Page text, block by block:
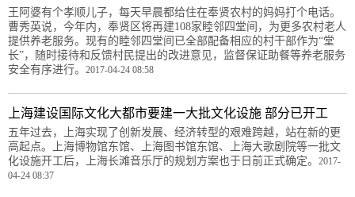
王阿婆有个孝顺儿子，每天早晨都给住在奉贤农村的妈妈打个电话。
曹秀英说，今年内，奉贤区将再建108家睦邻四堂间，为更多农村老人
提供养老服务。现有的睦邻四堂间已全部配备相应的村干部作为“堂
长”，随时接待和反馈村民提出的改进意见，监督保证助餐等养老服务
安全有序进行。 2017-04-24 08:58
上海建设国际文化大都市要建一大批文化设施 部分已开工
五年过去，上海实现了创新发展、经济转型的艰难跨越，站在新的更
高起点。上海博物馆东馆、上海图书馆东馆、上海大歌剧院等一批文
化设施开工后，上海长滩音乐厅的规划方案也于日前正式确定。 2017-
04-24 08:37